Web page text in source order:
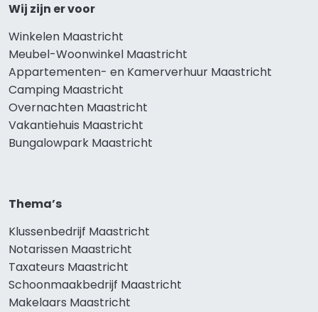
Wij zijn er voor
Winkelen Maastricht
Meubel-Woonwinkel Maastricht
Appartementen- en Kamerverhuur Maastricht
Camping Maastricht
Overnachten Maastricht
Vakantiehuis Maastricht
Bungalowpark Maastricht
Thema’s
Klussenbedrijf Maastricht
Notarissen Maastricht
Taxateurs Maastricht
Schoonmaakbedrijf Maastricht
Makelaars Maastricht